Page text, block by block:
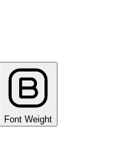
Font Weight